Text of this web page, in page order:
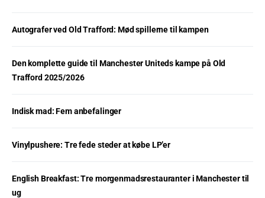
Autografer ved Old Trafford: Mød spillerne til kampen
Den komplette guide til Manchester Uniteds kampe på Old
Trafford 2025/2026
Indisk mad: Fem anbefalinger
Vinylpushere: Tre fede steder at købe LP’er
English Breakfast: Tre morgenmadsrestauranter i Manchester til
ug